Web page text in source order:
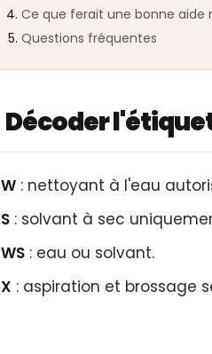
Ce que ferait une bonne aide
Questions fréquentes
Décoder
W : nettoyant à l'eau
S : solvant à sec
WS : eau ou solvant.
X : aspiration et brossage